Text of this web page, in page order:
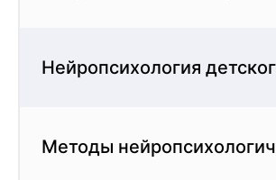
Нейропсихология
Методы